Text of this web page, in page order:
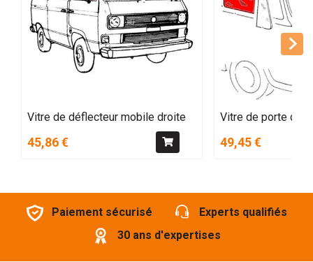
Vitre de déflecteur mobile droite
45,86 €
Vitre de porte
49,45 €
Paiement sécurisé
Experts qualifiés
30 ans d'expertises